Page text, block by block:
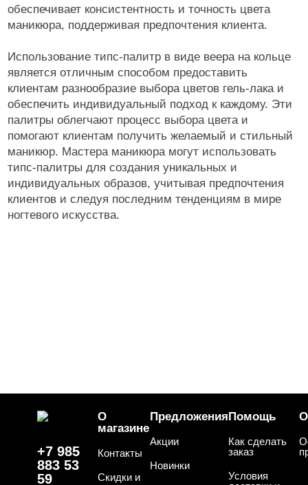
обеспечивает консистентность и точность цвета
маникюра, поддерживая предпочтения клиента.
Использование типс-палитр в виде веера на кольце
является отличным способом предоставить
клиентам разнообразие выбора цветов гель-лака и
обеспечить индивидуальный подход к каждому. Эти
палитры облегчают процесс выбора цвета и
помогают клиентам получить желаемый и стильный
маникюр. Мастера маникюра могут использовать
типс-палитры для создания уникальных и
индивидуальных образов, учитывая предпочтения
клиентов и следуя последним тенденциям в мире
ногтевого искусства.
+7 985
883 53
59
О
магазине
Контакты
Скидки и
Предложения
Акции
Новинки
Помощь
Как сделать
заказ
Условия